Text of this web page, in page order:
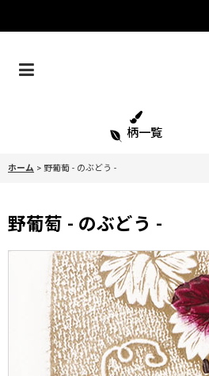
柄一覧
ホーム > 野葡萄 - のぶどう -
野葡萄 - のぶどう -